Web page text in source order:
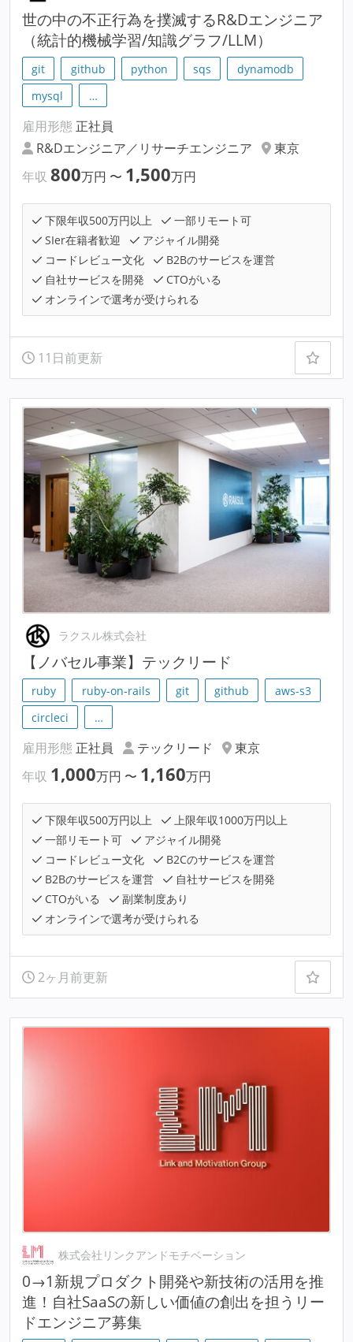
世の中の不正行為を撲滅するR&Dエンジニア
（統計的機械学習/知識グラフ/LLM）
git github python sqs
dynamodb
mysql
…
雇用形態 正社員
R&Dエンジニア／リサーチエンジニア
東京
年収 800万円 〜 1,500万円
下限年収500万円以上
一部リモート可
SIer在籍者歓迎
アジャイル開発
コードレビュー文化
B2Bのサービスを運営
自社サービスを開発
CTOがいる
オンラインで選考が受けられる
11日前更新
ラクスル株式会社
【ノバセル事業】テックリード
ruby ruby-on-rails git github
aws-s3
circleci
…
雇用形態 正社員 テックリード
東京
年収 1,000万円 〜 1,160万円
下限年収500万円以上
上限年収1000万円以上
一部リモート可
アジャイル開発
コードレビュー文化
B2Cのサービスを運営
B2Bのサービスを運営
自社サービスを開発
CTOがいる
副業制度あり
オンラインで選考が受けられる
2ヶ月前更新
株式会社リンクアンドモチベーション
0→1新規プロダクト開発や新技術の活用を推
進！自社SaaSの新しい価値の創出を担うリー
ドエンジニア募集